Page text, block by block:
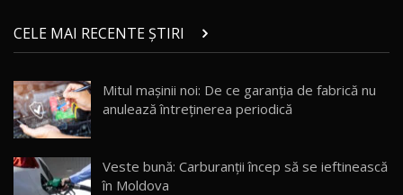
chinez care face lumea să se întoarcă după el
/ AutoBlog.MD
17:27
15 14:37
16
AutoBlogMD
13:10
CELE MAI RECENTE ȘTIRI
Mitul mașinii noi: De ce garanția de fabrică nu
anulează întreținerea periodică
Veste bună: Carburanții încep să se ieftinească
în Moldova